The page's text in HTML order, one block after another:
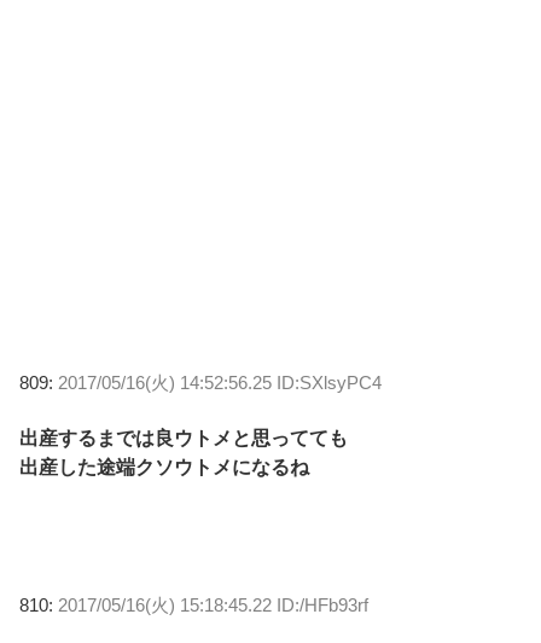
809: 2017/05/16(火) 14:52:56.25 ID:SXlsyPC4
出産するまでは良ウトメと思ってても
出産した途端クソウトメになるね
810: 2017/05/16(火) 15:18:45.22 ID:/HFb93rf